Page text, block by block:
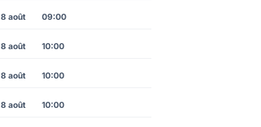
8 août 09:00
8 août 10:00
8 août 10:00
8 août 10:00